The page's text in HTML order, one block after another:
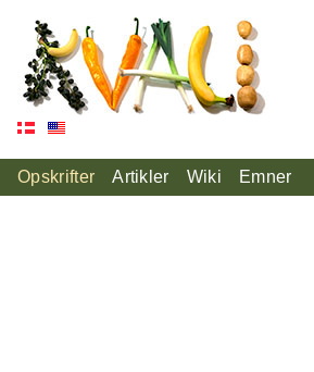
Opskrifter Artikler Wiki Emner